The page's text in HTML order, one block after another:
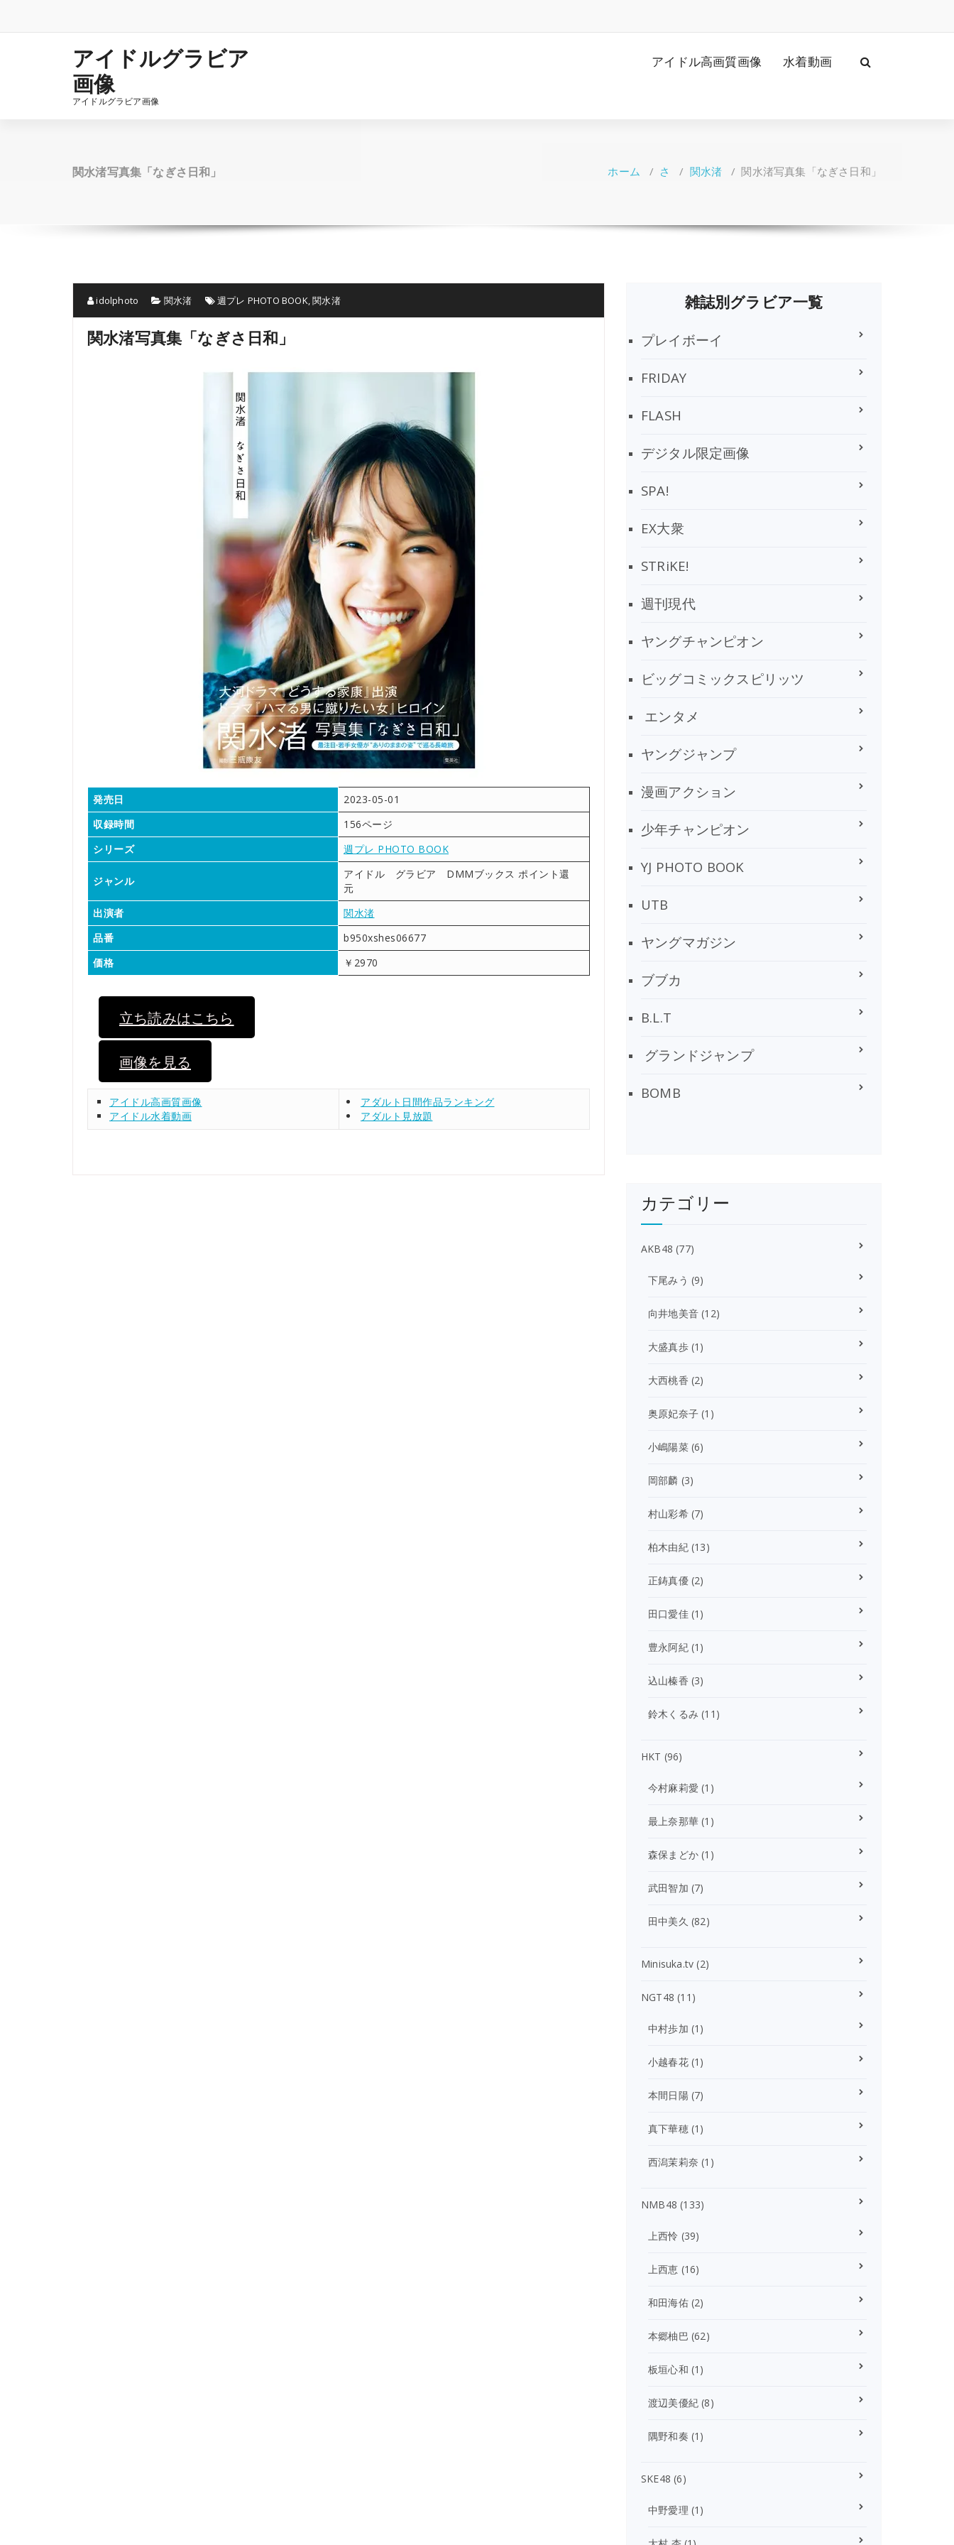
テ
アイドルグラビア
画像
アイドルグラビア画像
アイドル高画質画像 水着動画
関水渚写真集「なぎさ日和」 ホーム / さ / 関水渚 /関水渚写真集「なぎさ日和」
idolphoto 関水渚 週プレ PHOTO BOOK,関水渚
関水渚写真集「なぎさ日和」
発売日
2023-05-01
収録時間
156ページ
シリーズ
週プレ PHOTO BOOK
ジャンル
アイドル グラビア DMMブックス ポイント還
元
出演者
関水渚
品番
b950xshes06677
価格
￥2970
立ち読みはこちら
画像を見る
アイドル高画質画像
アイドル水着動画
アダルト日間作品ランキング
アダルト見放題
雑誌別グラビア一覧
プレイボーイ
FRIDAY
FLASH
デジタル限定画像
SPA!
EX大衆
STRiKE!
週刊現代
ヤングチャンピオン
ビッグコミックスピリッツ
エンタメ
ヤングジャンプ
漫画アクション
少年チャンピオン
YJ PHOTO BOOK
UTB
ヤングマガジン
ブブカ
B.L.T
グランドジャンプ
BOMB
カテゴリー
AKB48 (77)
下尾みう (9)
向井地美音 (12)
大盛真歩(1)
大西桃香 (2)
奥原妃奈子 (1)
小嶋陽菜(6)
岡部麟 (3)
村山彩希(7)
柏木由紀(13)
正鋳真優(2)
田口愛佳(1)
豊永阿紀(1)
込山榛香 (3)
鈴木くるみ (11)
HKT (96)
今村麻莉愛 (1)
最上奈那華 (1)
森保まどか (1)
武田智加 (7)
田中美久 (82)
Minisuka.tv (2)
NGT48 (11)
中村歩加 (1)
小越春花(1)
本間日陽(7)
真下華穂(1)
西潟茉莉奈 (1)
NMB48 (133)
上西怜 (39)
上西恵 (16)
和田海佑(2)
本郷柚巴 (62)
板垣心和 (1)
渡辺美優紀 (8)
隅野和奏 (1)
SKE48 (6)
中野愛理 (1)